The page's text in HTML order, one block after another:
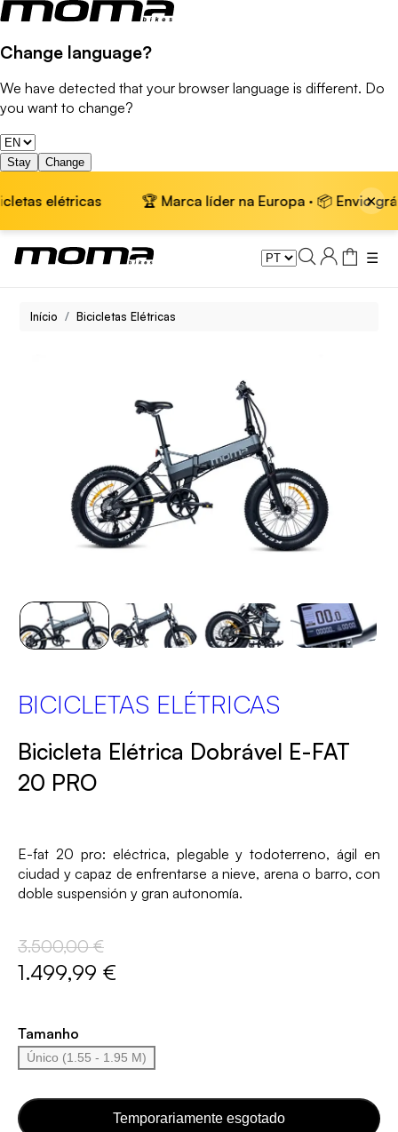
Change language?
We have detected that your browser language is different. Do
you want to change?
Stay Change
🏆 Marca líder na Europa · 📦 Envio grátis em
×
☰
Início Bicicletas Elétricas
BICICLETAS ELÉTRICAS
Bicicleta Elétrica Dobrável E-FAT
20 PRO
E-fat 20 pro: eléctrica, plegable y todoterreno, ágil en
ciudad y capaz de enfrentarse a nieve, arena o barro, con
doble suspensión y gran autonomía.
3.500,00 €
1.499,99 €
Tamanho
Único (1.55 - 1.95 M)
Temporariamente esgotado